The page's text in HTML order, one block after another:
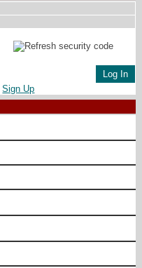
|Sign Up